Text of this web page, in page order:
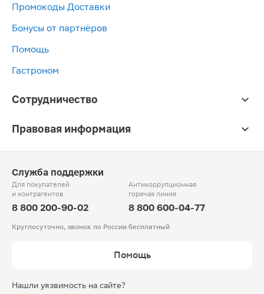
Промокоды Доставки
Бонусы от партнёров
Помощь
Гастроном
Сотрудничество
Правовая информация
Служба поддержки
Для покупателей
и контрагентов
8 800 200-90-02
Антикоррупционная
горячая линия
8 800 600-04-77
Круглосуточно, звонок по России бесплатный
Помощь
Нашли уязвимость на сайте?